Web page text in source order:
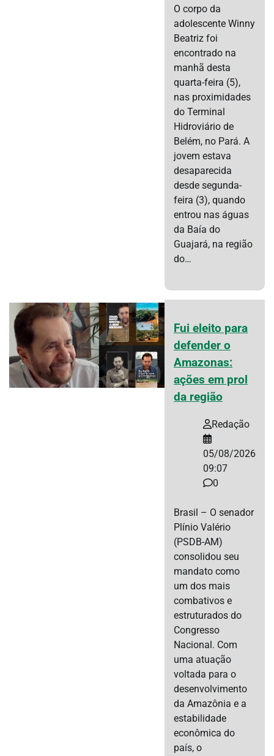
O corpo da
adolescente Winny
Beatriz foi
encontrado na
manhã desta
quarta-feira (5),
nas proximidades
do Terminal
Hidroviário de
Belém, no Pará. A
jovem estava
desaparecida
desde segunda-
feira (3), quando
entrou nas águas
da Baía do
Guajará, na região
do…
Fui eleito para
defender o
Amazonas:
ações em prol
da região
Redação
05/08/2026
09:07
0
Brasil – O senador
Plínio Valério
(PSDB-AM)
consolidou seu
mandato como
um dos mais
combativos e
estruturados do
Congresso
Nacional. Com
uma atuação
voltada para o
desenvolvimento
da Amazônia e a
estabilidade
econômica do
país, o